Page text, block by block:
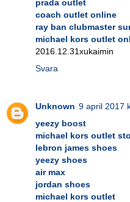
prada outlet
coach outlet online
ray ban clubmaster
michael kors outlet
2016.12.31xukaimin
Svara
Unknown 9 april 2017
yeezy boost
michael kors outlet
lebron james shoes
yeezy shoes
air max
jordan shoes
michael kors outlet